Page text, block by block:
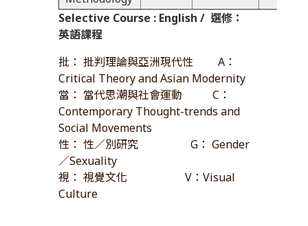
Selective Course : English / 選修：
英語課程
批： 批判理論與亞洲現代性 A：
Critical Theory and Asian Modernity
當： 當代思潮與社會運動 C：
Contemporary Thought-trends and
Social Movements
性： 性／別研究 G： Gender
／Sexuality
視： 視覺文化 V：Visual
Culture